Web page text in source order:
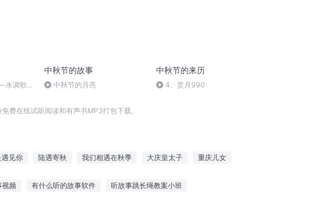
水调歌
中秋节的故事
中秋节的月亮
中秋节的来历
4、赏月990
费在线试听阅读和有声书MP3打包下载。
见你 陆遇寄秋 我们相遇在秋季 大庆皇太子 重庆儿女
视频 有什么听的故事软件 听故事跳长绳教案小班